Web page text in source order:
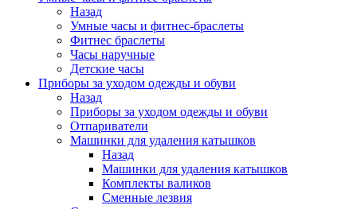
Назад
Умные часы и фитнес-браслеты
Фитнес браслеты
Часы наручные
Детские часы
Приборы за уходом одежды и обуви
Назад
Приборы за уходом одежды и обуви
Отпариватели
Машинки для удаления катышков
Назад
Машинки для удаления катышков
Комплекты валиков
Сменные лезвия